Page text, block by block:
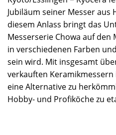
Jubiläum seiner Messer aus
diesem Anlass bringt das
Messerserie Chowa auf den
in verschiedenen Farben
sein wird. Mit insgesamt
verkauften Keramikmessern
eine Alternative zu
Hobby- und Profiköche zu